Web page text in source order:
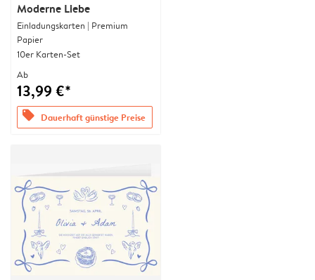
Moderne Liebe
Einladungskarten | Premium
Papier
10er Karten-Set
Ab
13,99 €*
offers Dauerhaft günstige Preise